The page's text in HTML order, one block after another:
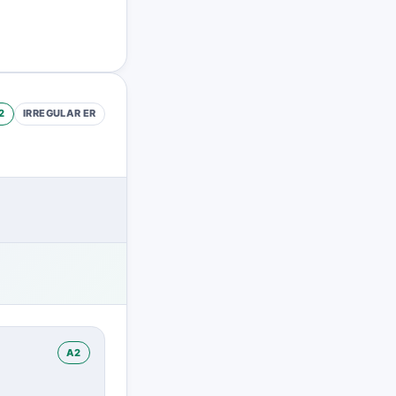
IRREGULAR ER
A2